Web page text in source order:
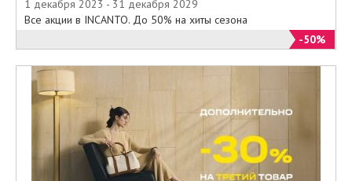
1 декабря 2023 - 31 декабря 2029
Все акции в INCANTO. До 50% на хиты сезона
-50%